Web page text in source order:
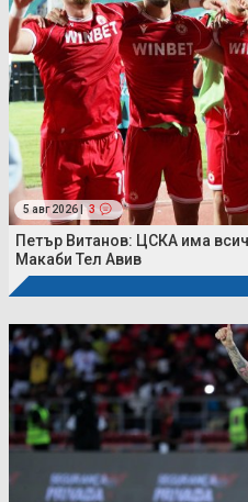
5 авг 2026 | 3
Петър Витанов: ЦСКА има
Макаби Тел Авив